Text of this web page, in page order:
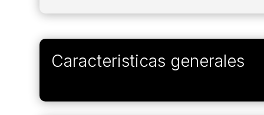
Caracteristicas generales